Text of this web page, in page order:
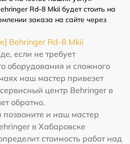
Rd-8 Mkii будет стоить на
заказа на сайте через
Behringer Rd-8 Mkii
если не требует
оборудования и сложного
наш мастер привезет
центр Behringer в
обратно.
и наш мастер
в Хабаровске
стоимость работ над